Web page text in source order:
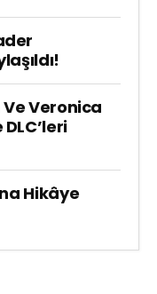
Veronica
Hikâye